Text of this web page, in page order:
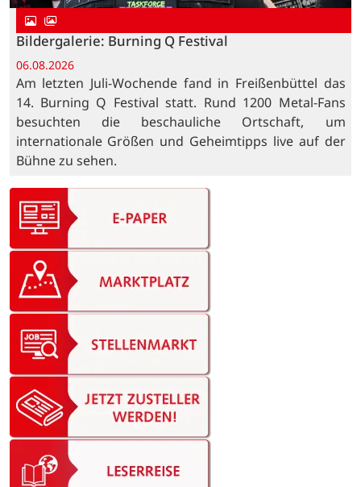
Bildergalerie: Burning Q Festival
06.08.2026
Am letzten Juli-Wochende fand in Freißenbüttel das
14. Burning Q Festival statt. Rund 1200 Metal-Fans
besuchten die beschauliche Ortschaft, um
internationale Größen und Geheimtipps live auf der
Bühne zu sehen.